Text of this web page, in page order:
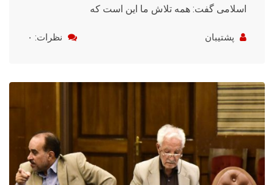
اسلامی گفت: همه تلاش ما این است که
پشتیبان نظرات: ۰